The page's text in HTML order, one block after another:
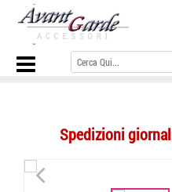
Home Page/PAPILLON/
farfallino fantasia seta made italy
Spedizioni
<